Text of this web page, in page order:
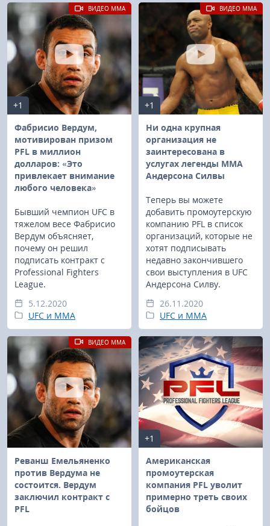
+1
Фабрисио Вердум,
мотивирован призом
PFL в миллион
долларов: «Это
привлекает внимание
любого человека»
Бывший чемпион UFC в
тяжелом весе Фабрисио
Вердум объясняет,
почему он решил
подписать контракт с
Professional Fighters
League.
5.12.2020
UFC и MMA
ВИДЕО MMA
+1
Ни одна крупная
организация не
заинтересована в
услугах легенды MMA
Андерсона Силвы
Теперь вы можете
добавить промоутерскую
компанию PFL в список
организаций, которые не
хотят подписывать
недавно закончившего
свои выступления в UFC
Андерсона Силву.
26.11.2020
UFC и MMA
ВИДЕО MMA
Реванш Емельяненко
против Вердума не
состоится. Вердум
заключил контракт с
PFL
ВИДЕО MMA
+1
Американская
промоутерская
компания PFL уволит
примерно треть своих
бойцов